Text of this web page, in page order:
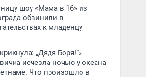
шоу «Мама в 16» из
обвинили в
к младенцу
„Дядя Боря!“»
исчезла ночью у океана
Что произошло в